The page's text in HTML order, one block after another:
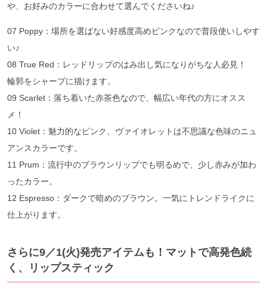
や、お好みのカラーに合わせて選んでくださいね♪
07 Poppy：場所を選ばない好感度高めピンクなので普段使いしやす
い♪
08 True Red：レッドリップのはみ出し気になりがちな人必見！
輪郭をシャープに描けます。
09 Scarlet：落ち着いた赤茶色なので、幅広い年代の方にオスス
メ！
10 Violet：魅力的なピンク、ヴァイオレットは不思議な色味のニュ
アンスカラーです。
11 Prum：流行中のブラウンリップでも明るめで、少し赤みが加わ
ったカラー。
12 Espresso：ダークで暗めのブラウン。一気にトレンドライクに
仕上がります。
さらに9／1(火)発売アイテムも！マットで高発色続
く、リップスティック